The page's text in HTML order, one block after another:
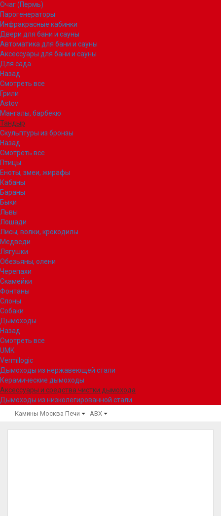
Очаг (Пермь)
Парогенераторы
Инфракрасные кабинки
Двери для бани и сауны
Автоматика для бани и сауны
Аксессуары для бани и сауны
Для сада
Назад
Смотреть все
Грили
Astov
Мангалы, барбекю
Тандыр
Скульптуры из бронзы
Назад
Смотреть все
Птицы
Еноты, змеи, жирафы
Кабаны
Бараны
Быки
Львы
Лошади
Лисы, волки, крокодилы
Медведи
Лягушки
Обезьяны, олени
Черепахи
Скамейки
Фонтаны
Слоны
Собаки
Дымоходы
Назад
Смотреть все
UMK
Vermilogic
Дымоходы из нержавеющей стали
Керамические дымоходы
Аксессуары и средства чистки дымохода
Дымоходы из низколегированной стали
Камины Москва Печи ABX